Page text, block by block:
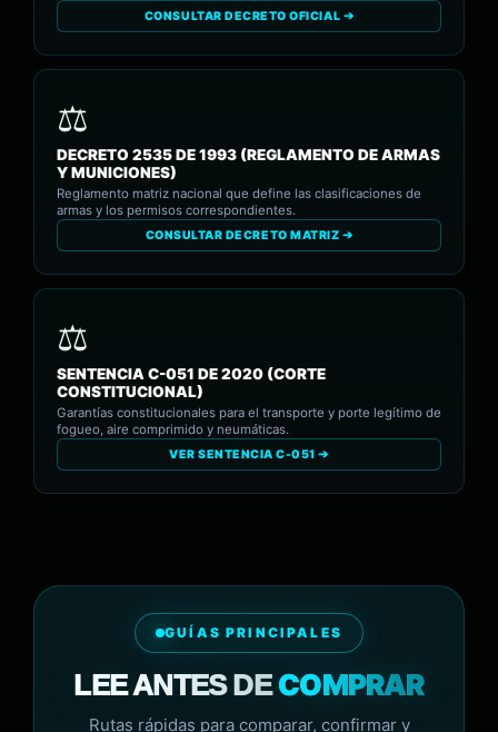
CONSULTAR DECRETO OFICIAL ➔
DECRETO 2535 DE 1993 (REGLAMENTO DE ARMAS
Y MUNICIONES)
Reglamento matriz nacional que define las clasificaciones de
armas y los permisos correspondientes.
CONSULTAR DECRETO MATRIZ ➔
SENTENCIA C-051 DE 2020 (CORTE
CONSTITUCIONAL)
Garantías constitucionales para el transporte y porte legítimo de
fogueo, aire comprimido y neumáticas.
VER SENTENCIA C-051 ➔
GUÍAS PRINCIPALES
LEE ANTES DECOMPRAR
Rutas rápidas para comparar, confirmar y